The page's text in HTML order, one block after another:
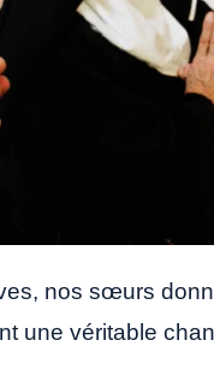
nos sœurs
une véritable